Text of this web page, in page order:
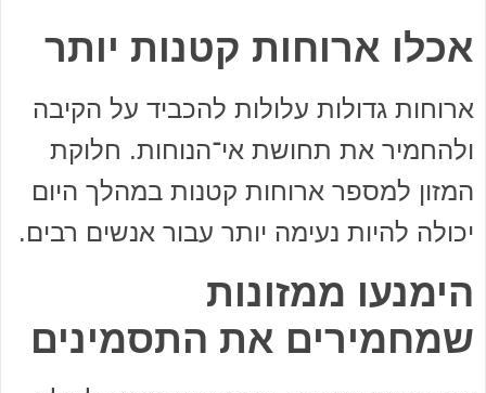
אכלו ארוחות קטנות יותר
ארוחות גדולות עלולות להכביד על הקיבה
ולהחמיר את תחושת אי־הנוחות. חלוקת
המזון למספר ארוחות קטנות במהלך היום
יכולה להיות נעימה יותר עבור אנשים רבים.
הימנעו ממזונות
שמחמירים את התסמינים